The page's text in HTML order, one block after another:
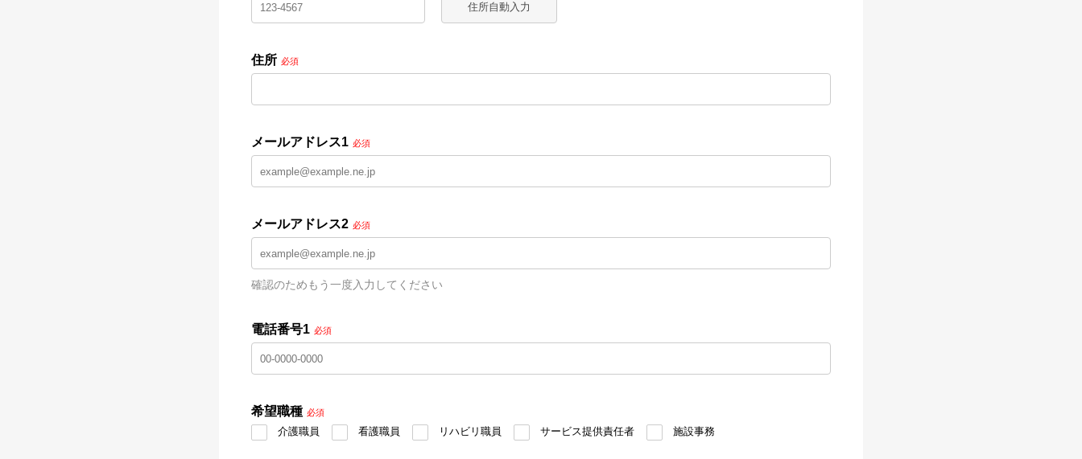
住所自動入力
住所 必須
メールアドレス1 必須
メールアドレス2 必須
確認のためもう一度入力してください
電話番号1 必須
希望職種 必須
介護職員 看護職員 リハビリ職員 サービス提供責任者 施設事務